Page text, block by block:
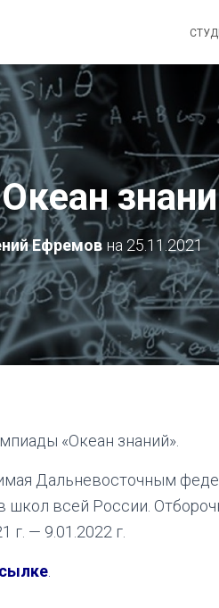
Ефремов на 25.11.2021
«Океан знаний».
Дальневосточным
школ всей России.
г. — 9.01.2022 г.